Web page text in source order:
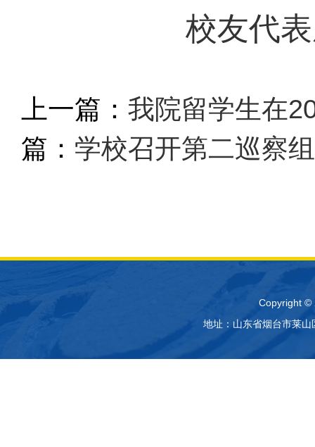
校友代
上一篇： 我院留学生在
篇： 学校召开第二巡察
Copyright ©
地址：山东省烟台市莱